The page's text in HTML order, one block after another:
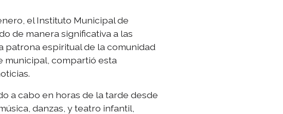
el Instituto Municipal de
de manera significativa a las
patrona espiritual de la comunidad
municipal, compartió esta
a cabo en horas de la tarde desde
danzas, y teatro infantil,